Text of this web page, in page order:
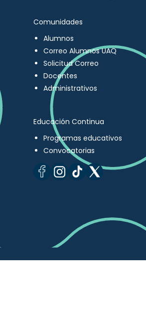
Comunidades
Alumnos
Correo Alumnos UAQ
Solicitud Correo
Docentes
Administrativos
Educación Continua
Programas educativos
Convocatorias